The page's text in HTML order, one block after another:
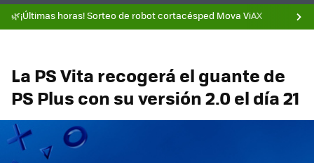
🌿¡Últimas horas! Sorteo de robot cortacésped Mova ViAX
La PS Vita recogerá el guante de
PS Plus con su versión 2.0 el día 21